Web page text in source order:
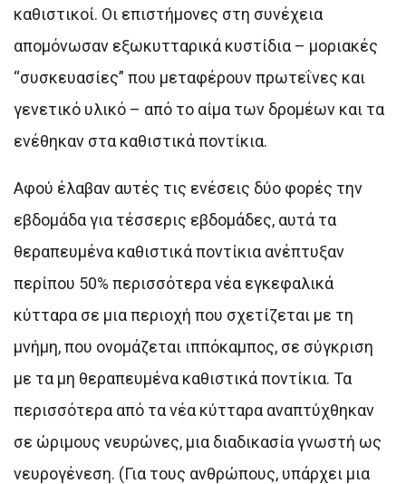
καθιστικοί. Οι επιστήμονες στη συνέχεια
απομόνωσαν εξωκυτταρικά κυστίδια – μοριακές
“συσκευασίες” που μεταφέρουν πρωτεΐνες και
γενετικό υλικό – από το αίμα των δρομέων και τα
ενέθηκαν στα καθιστικά ποντίκια.
Αφού έλαβαν αυτές τις ενέσεις δύο φορές την
εβδομάδα για τέσσερις εβδομάδες, αυτά τα
θεραπευμένα καθιστικά ποντίκια ανέπτυξαν
περίπου 50% περισσότερα νέα εγκεφαλικά
κύτταρα σε μια περιοχή που σχετίζεται με τη
μνήμη, που ονομάζεται ιππόκαμπος, σε σύγκριση
με τα μη θεραπευμένα καθιστικά ποντίκια. Τα
περισσότερα από τα νέα κύτταρα αναπτύχθηκαν
σε ώριμους νευρώνες, μια διαδικασία γνωστή ως
νευρογένεση. (Για τους ανθρώπους, υπάρχει μια